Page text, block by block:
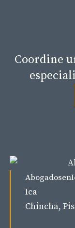
Coordine
Ica
Chincha,